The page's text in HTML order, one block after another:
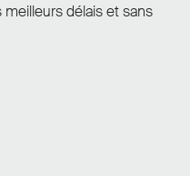
délais et sans